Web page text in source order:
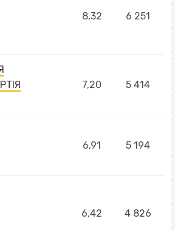
8,32 6 251
7,20 5 414
6,91 5 194
6,42 4 826